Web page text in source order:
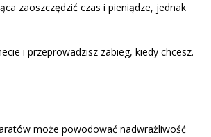
zaoszczędzić czas i pieniądze, jednak
i przeprowadzisz zabieg, kiedy chcesz.
może powodować nadwrażliwość